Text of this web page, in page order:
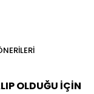
OLDUĞU İÇİN